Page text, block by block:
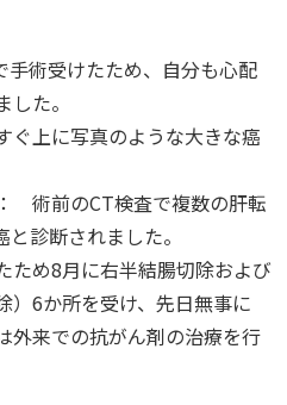
術受けたため、自分も心配
た。
ぐ上に写真のような大きな癌
術前のCT検査で複数の肝転
診断されました。
ため8月に右半結腸切除および
）6か所を受け、先日無事に
外来での抗がん剤の治療を行